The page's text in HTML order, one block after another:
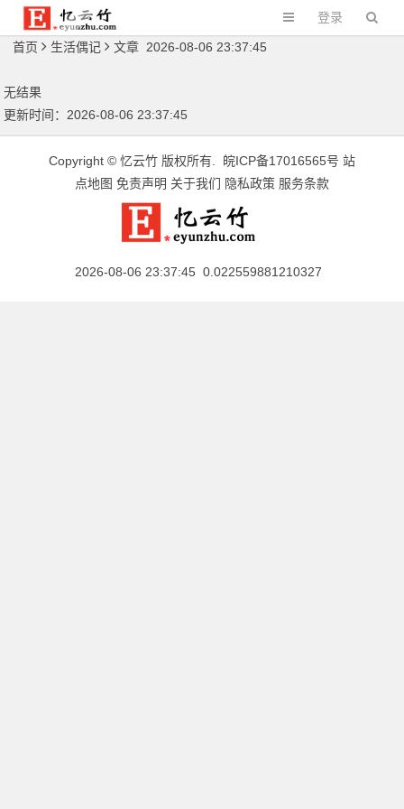
登录
首页 生活偶记 文章 2026-08-06 23:37:45
无结果
更新时间：2026-08-06 23:37:45
Copyright © 忆云竹 版权所有. 皖ICP备17016565号 站
点地图 免责声明 关于我们 隐私政策 服务条款
2026-08-06 23:37:45 0.022559881210327